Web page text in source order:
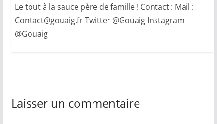
Le tout à la sauce père de famille ! Contact : Mail :
Contact@gouaig.fr Twitter @Gouaig Instagram
@Gouaig
Laisser un commentaire